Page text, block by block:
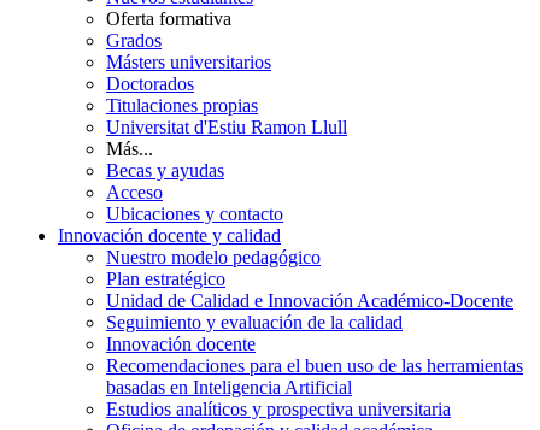
Oferta formativa
Grados
Másters universitarios
Doctorados
Titulaciones propias
Universitat d'Estiu Ramon Llull
Más...
Becas y ayudas
Acceso
Ubicaciones y contacto
Innovación docente y calidad
Nuestro modelo pedagógico
Plan estratégico
Unidad de Calidad e Innovación Académico-Docente
Seguimiento y evaluación de la calidad
Innovación docente
Recomendaciones para el buen uso de las herramientas
basadas en Inteligencia Artificial
Estudios analíticos y prospectiva universitaria